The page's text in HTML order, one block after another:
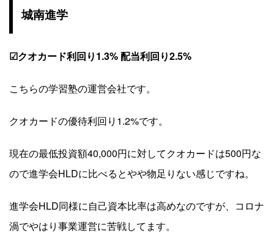
城南進学
☑クオカード利回り1.3% 配当利回り2.5%
こちらの学習塾の運営会社です。
クオカードの優待利回り1.2%です。
現在の最低投資額40,000円に対してクオカードは500円な
ので進学会HLDに比べるとやや物足りない感じですね。
進学会HLD同様に自己資本比率は高めなのですが、コロナ
渦でやはり事業運営に苦戦してます。